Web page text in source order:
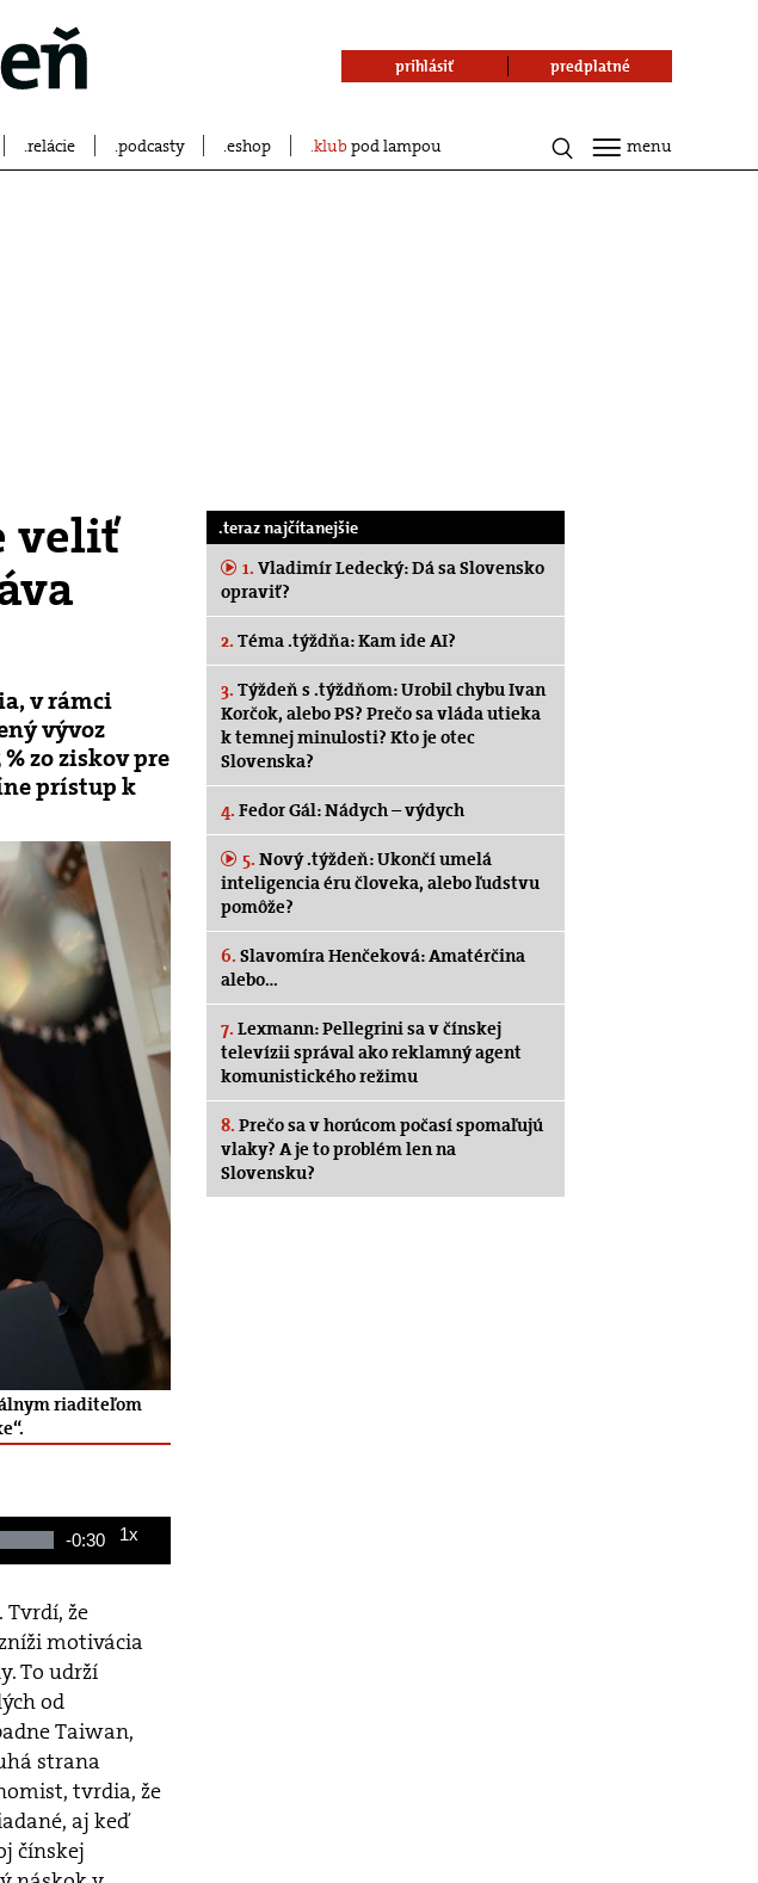
relácie podcasty eshop klubpod lampou
prihlásiť predplatné
menu
veliť
v rámci
vývoz
zo ziskov pre
prístup k
riaditeľom
Remaining
-0:30 1x
že
motivácia
To udrží
od
Taiwan,
strana
tvrdia, že
aj keď
čínskej
.teraz najčítanejšie
1. Vladimír Ledecký: Dá sa Slovensko
opraviť?
2. Téma .týždňa: Kam ide AI?
3. Týždeň s .týždňom: Urobil chybu Ivan
Korčok, alebo PS? Prečo sa vláda utieka
k temnej minulosti? Kto je otec
Slovenska?
4. Fedor Gál: Nádych – výdych
5. Nový .týždeň: Ukončí umelá
inteligencia éru človeka, alebo ľudstvu
pomôže?
6. Slavomíra Henčeková: Amatérčina
alebo…
7. Lexmann: Pellegrini sa v čínskej
televízii správal ako reklamný agent
komunistického režimu
8. Prečo sa v horúcom počasí spomaľujú
vlaky? A je to problém len na
Slovensku?